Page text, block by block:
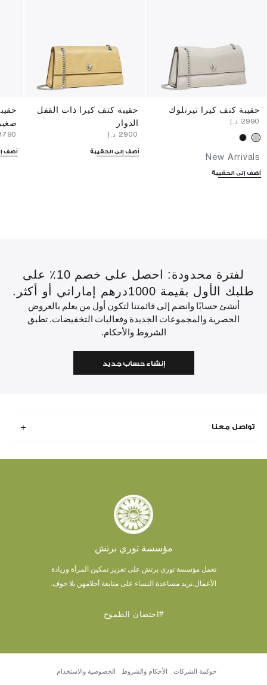
حقيبة كتف كيرا تيرنلوك
New Arrivals
أضف إلى الحقيبة
حقيبة كتف كيرا ذات القفل
الدوار
أضف إلى الحقيبة أضف
لفترة محدودة: احصل على خصم 10٪ على
طلبك الأول بقيمة 1000درهم إماراتي أو أكثر.
أنشئ حسابًا وانضم إلى قائمتنا لتكون أول من يعلم بالعروض
الحصرية والمجموعات الجديدة وفعاليات التخفيضات. تطبق
الشروط والأحكام.
إنشاء حساب جديد
تواصل معنا
مؤسسة توري برتش
تعمل مؤسسة توري برتش على تعزيز تمكين المرأة وريادة
الأعمال. نريد مساعدة النساء على متابعة أحلامهن بلا خوف.
#احتضان الطموح
حوكمة الشركات الأحكام والشروط الخصوصية والاستخدام